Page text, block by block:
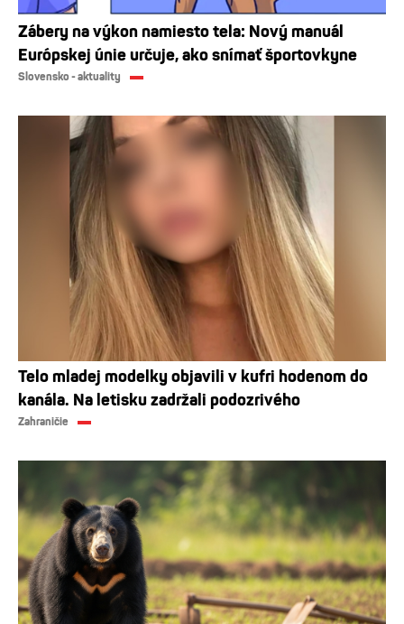
Zábery na výkon namiesto tela: Nový manuál
Európskej únie určuje, ako snímať športovkyne
Slovensko - aktuality
Telo mladej modelky objavili v kufri hodenom do
kanála. Na letisku zadržali podozrivého
Zahraničie